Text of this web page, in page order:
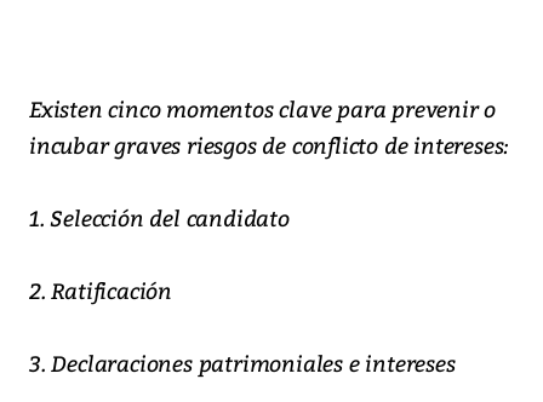
Existen cinco momentos clave para prevenir o
incubar graves riesgos de conflicto de intereses:
1. Selección del candidato
2. Ratificación
3. Declaraciones patrimoniales e intereses